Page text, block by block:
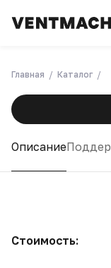
Главная Каталог
Описание
Стоимость: